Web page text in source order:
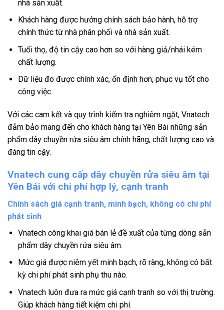
nhà sản xuất.
Khách hàng được hưởng chính sách bảo hành, hỗ trợ
chính thức từ nhà phân phối và nhà sản xuất.
Tuổi thọ, độ tin cậy cao hơn so với hàng giả/nhái kém
chất lượng.
Dữ liệu đo được chính xác, ổn định hơn, phục vụ tốt cho
công việc.
Với các cam kết và quy trình kiểm tra nghiêm ngặt, Vnatech
đảm bảo mang đến cho khách hàng tại Yên Bái những sản
phẩm dây chuyền rửa siêu âm chính hãng, chất lượng cao và
đáng tin cậy.
Vnatech cung cấp dây chuyền rửa siêu âm tại
Yên Bái với chi phí hợp lý, cạnh tranh
Chính sách giá cạnh tranh, minh bạch, không có chi phí
phát sinh
Vnatech công khai giá bán lẻ đề xuất của từng dòng sản
phẩm dây chuyền rửa siêu âm.
Mức giá được niêm yết minh bạch, rõ ràng, không có bất
kỳ chi phí phát sinh phụ thu nào.
Vnatech luôn đưa ra mức giá cạnh tranh so với thị trường.
Giúp khách hàng tiết kiệm chi phí.